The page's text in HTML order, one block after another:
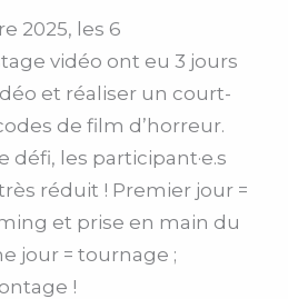
2025, les 6
vidéo ont eu 3 jours
et réaliser un court-
de film d’horreur.
défi, les participant·e.s
réduit ! Premier jour =
et prise en main du
jour = tournage ;
!